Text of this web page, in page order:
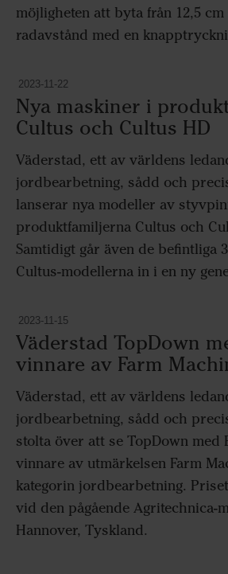
möjligheten att byta från 12,5
radavstånd med en
2023-11-22
Nya maskiner i
Cultus och Cultus HD
Väderstad, ett av världens
jordbearbetning, sådd och
lanserar nya modeller av
produktfamiljerna Cultus och
Samtidigt går även de befintliga
Cultus-modellerna in i en ny
2023-11-15
Väderstad TopDown
vinnare av Farm
Väderstad, ett av världens
jordbearbetning, sådd och
stolta över att se TopDown med
vinnare av utmärkelsen Farm
kategorin jordbearbetning.
vid den pågående Agritechnica-
Hannover, Tyskland.